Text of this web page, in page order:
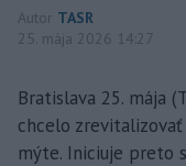
Autor TASR
25. mája 2026 14:27
Bratislava 25. mája
chcelo zrevitalizovať
mýte. Iniciuje preto